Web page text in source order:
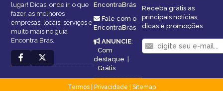
lugar! Dicas, onde ir, o que
fazer, as melhores
empresas, locais, serviços e
muito mais no guia
Encontra Brás.
EncontraBrás
Fale com o
EncontraBrás
ANUNCIE:
Com
destaque |
Grátis
Receba grátis as
principais notícias,
dicas e promoções
Termos| Privacidade
Sitemap